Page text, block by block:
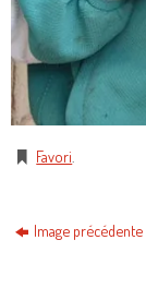
Favori
Image précédente